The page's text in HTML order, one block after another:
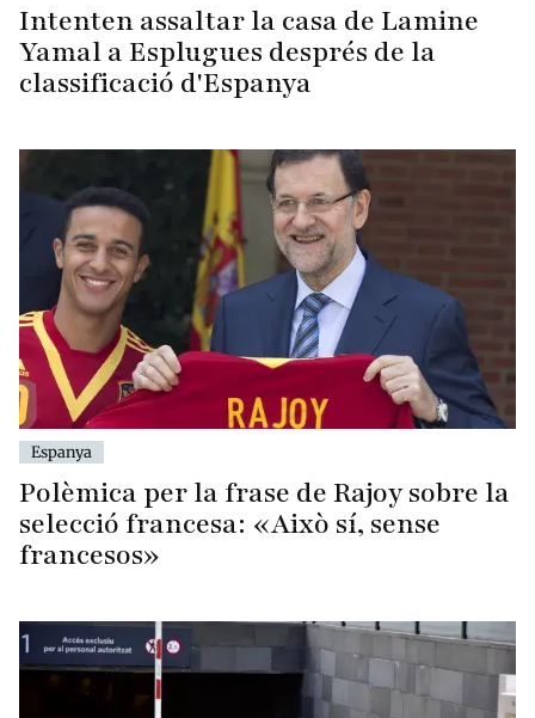
Intenten assaltar la casa de Lamine
Yamal a Esplugues després de la
classificació d'Espanya
Espanya
Polèmica per la frase de Rajoy sobre la
selecció francesa: «Això sí, sense
francesos»